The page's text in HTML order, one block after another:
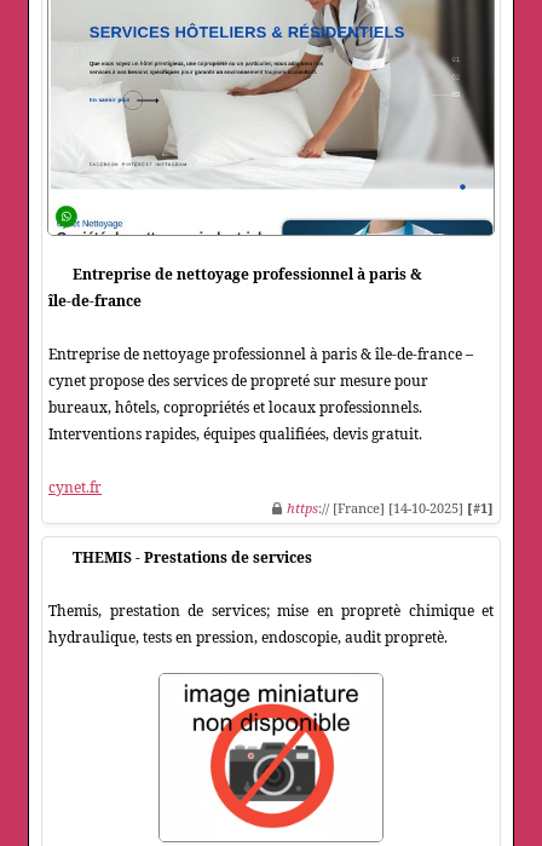
Entreprise de nettoyage professionnel à paris &
île‑de‑france
Entreprise de nettoyage professionnel à paris & île‑de‑france –
cynet propose des services de propreté sur mesure pour
bureaux, hôtels, copropriétés et locaux professionnels.
Interventions rapides, équipes qualifiées, devis gratuit.
cynet.fr
https:// [France] [14-10-2025] [#1]
THEMIS - Prestations de services
Themis, prestation de services; mise en propretè chimique et
hydraulique, tests en pression, endoscopie, audit propretè.